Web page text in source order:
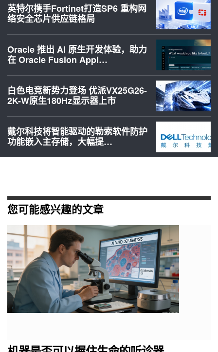
英特尔携手Fortinet打造SP6 重构网
络安全芯片供应链格局
Oracle 推出 AI 原生开发体验，助力
在 Oracle Fusion Appl…
白色电竞新势力登场 优派VX25G26-
2K-W原生180Hz显示器上市
戴尔科技将智能驱动的勒索软件防护
功能嵌入主存储，大幅提…
您可能感兴趣的文章